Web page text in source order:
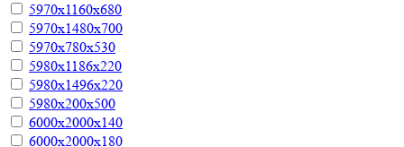
5970х1160х680
5970х1480х700
5970х780х530
5980х1186х220
5980х1496х220
5980х200х500
6000х2000х140
6000х2000х180